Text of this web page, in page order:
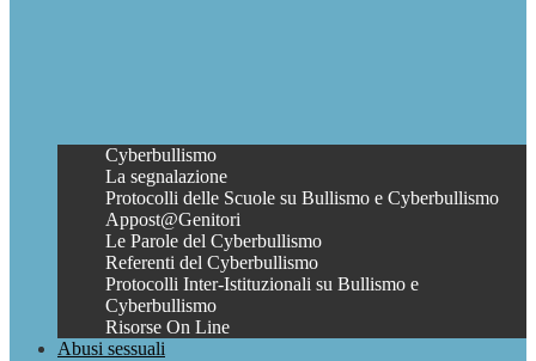
Cyberbullismo
La segnalazione
Protocolli delle Scuole su Bullismo e Cyberbullismo
Appost@Genitori
Le Parole del Cyberbullismo
Referenti del Cyberbullismo
Protocolli Inter-Istituzionali su Bullismo e
Cyberbullismo
Risorse On Line
Abusi sessuali